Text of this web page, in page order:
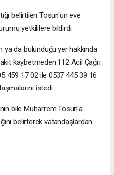
belirtilen Tosun'un eve
yetkililere bildirdi.
da bulunduğu yer hakkında
kaybetmeden 112 Acil Çağrı
459 17 02 ile 0537 445 39 16
istedi.
bile Muharrem Tosun'a
belirterek vatandaşlardan